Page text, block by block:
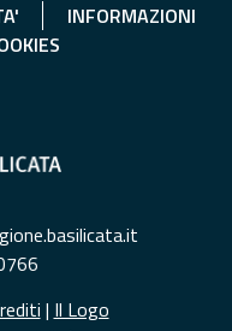
INFORMAZIONI
| Il Logo